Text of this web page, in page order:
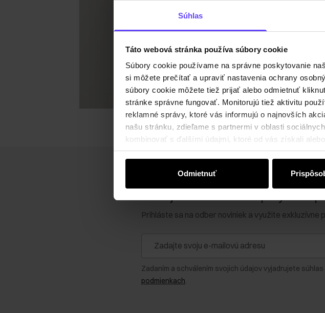
Súhlas
Táto webová stránka používa súbory cookie
Súbory cookie používame na správne poskytovanie
si môžete prečítať a upraviť nastavenia ochrany
súbory cookie môžete tiež prijať alebo odmietnuť
stránke správne fungovať. Monitorujú tiež aktivitu
reklamné správy, ktoré vás informujú o najnovších
našu stránku, zdieľame s partnermi v oblasti
kombinovať s ďalšími údajmi, ktoré od vás získali
Odmietnuť
Prihláste sa na odber noviniek a využite exkluzívne
Zadaním a schválením svojich údajov vyjadrujete
podmienkach.